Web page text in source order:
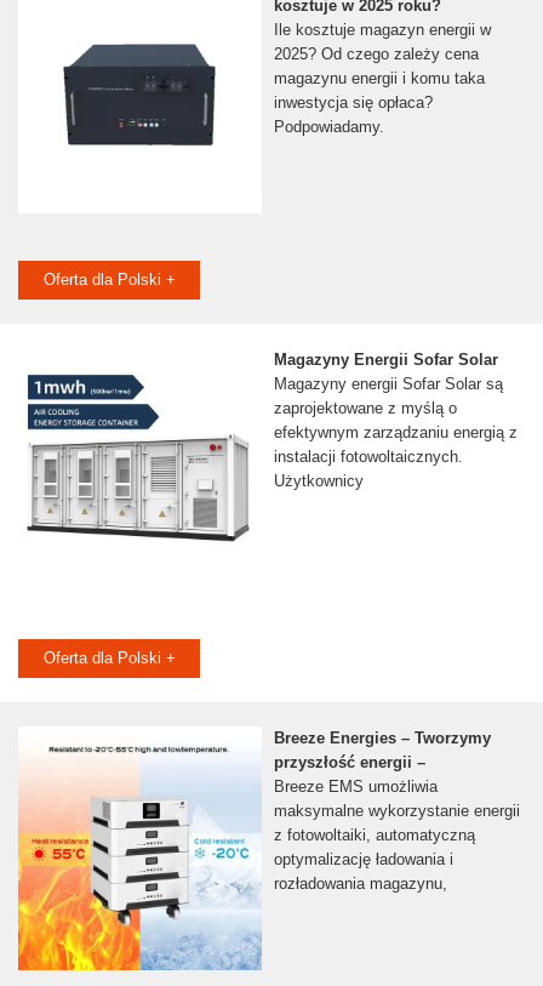
kosztuje w 2025 roku?
Ile kosztuje magazyn energii w
2025? Od czego zależy cena
magazynu energii i komu taka
inwestycja się opłaca?
Podpowiadamy.
Oferta dla Polski +
Magazyny Energii Sofar Solar
Magazyny energii Sofar Solar są
zaprojektowane z myślą o
efektywnym zarządzaniu energią z
instalacji fotowoltaicznych.
Użytkownicy
Oferta dla Polski +
Breeze Energies – Tworzymy
przyszłość energii –
Breeze EMS umożliwia
maksymalne wykorzystanie energii
z fotowoltaiki, automatyczną
optymalizację ładowania i
rozładowania magazynu,